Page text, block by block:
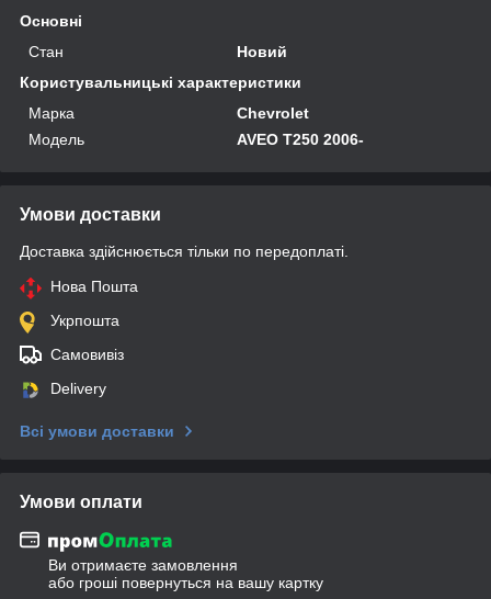
Основні
Стан
Новий
Користувальницькі характеристики
Марка
Chevrolet
Мoдель
AVEO Т250 2006-
Умови доставки
Доставка здійснюється тільки по передоплаті.
Нова Пошта
Укрпошта
Самовивіз
Delivery
Всі умови доставки
Умови оплати
Ви отримаєте замовлення
або гроші повернуться на вашу картку